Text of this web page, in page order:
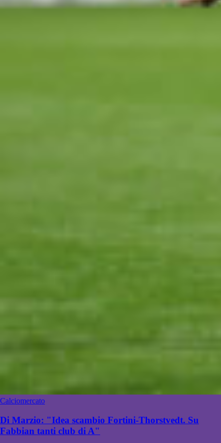
Calciomercato
Di Marzio: "Idea scambio Fortini-Thorstvedt. Su
Fabbian tanti club di A"